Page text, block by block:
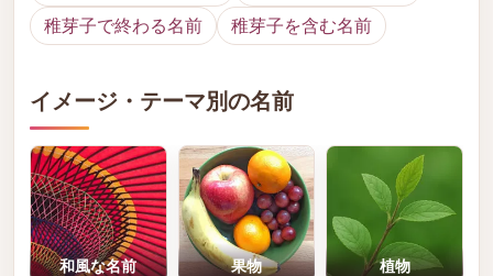
稚芽子で終わる名前
稚芽子を含む名前
イメージ・テーマ別の名前
和風な名前 果物 植物